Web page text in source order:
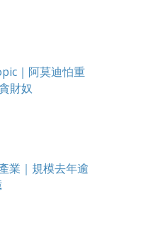
｜阿莫迪怕重
財奴
業｜規模去年逾